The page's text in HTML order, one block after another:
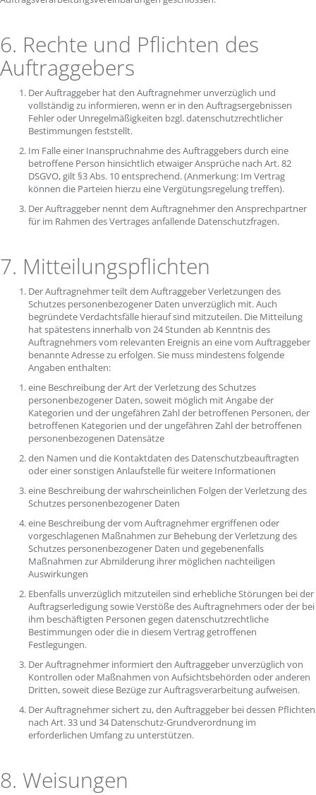
6. Rechte und Pflichten des
Auftraggebers
Der Auftraggeber hat den Auftragnehmer unverzüglich und
vollständig zu informieren, wenn er in den Auftragsergebnissen
Fehler oder Unregelmäßigkeiten bzgl. datenschutzrechtlicher
Bestimmungen feststellt.
Im Falle einer Inanspruchnahme des Auftraggebers durch eine
betroffene Person hinsichtlich etwaiger Ansprüche nach Art. 82
DSGVO, gilt §3 Abs. 10 entsprechend. (Anmerkung: Im Vertrag
können die Parteien hierzu eine Vergütungsregelung treffen).
Der Auftraggeber nennt dem Auftragnehmer den Ansprechpartner
für im Rahmen des Vertrages anfallende Datenschutzfragen.
7. Mitteilungspflichten
Der Auftragnehmer teilt dem Auftraggeber Verletzungen des
Schutzes personenbezogener Daten unverzüglich mit. Auch
begründete Verdachtsfälle hierauf sind mitzuteilen. Die Mitteilung
hat spätestens innerhalb von 24 Stunden ab Kenntnis des
Auftragnehmers vom relevanten Ereignis an eine vom Auftraggeber
benannte Adresse zu erfolgen. Sie muss mindestens folgende
Angaben enthalten:
eine Beschreibung der Art der Verletzung des Schutzes
personenbezogener Daten, soweit möglich mit Angabe der
Kategorien und der ungefähren Zahl der betroffenen Personen, der
betroffenen Kategorien und der ungefähren Zahl der betroffenen
personenbezogenen Datensätze
den Namen und die Kontaktdaten des Datenschutzbeauftragten
oder einer sonstigen Anlaufstelle für weitere Informationen
eine Beschreibung der wahrscheinlichen Folgen der Verletzung des
Schutzes personenbezogener Daten
eine Beschreibung der vom Auftragnehmer ergriffenen oder
vorgeschlagenen Maßnahmen zur Behebung der Verletzung des
Schutzes personenbezogener Daten und gegebenenfalls
Maßnahmen zur Abmilderung ihrer möglichen nachteiligen
Auswirkungen
Ebenfalls unverzüglich mitzuteilen sind erhebliche Störungen bei der
Auftragserledigung sowie Verstöße des Auftragnehmers oder der bei
ihm beschäftigten Personen gegen datenschutzrechtliche
Bestimmungen oder die in diesem Vertrag getroffenen
Festlegungen.
Der Auftragnehmer informiert den Auftraggeber unverzüglich von
Kontrollen oder Maßnahmen von Aufsichtsbehörden oder anderen
Dritten, soweit diese Bezüge zur Auftragsverarbeitung aufweisen.
Der Auftragnehmer sichert zu, den Auftraggeber bei dessen Pflichten
nach Art. 33 und 34 Datenschutz-Grundverordnung im
erforderlichen Umfang zu unterstützen.
8. Weisungen